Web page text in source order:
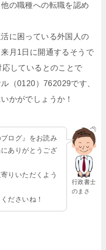
の職種への転職を認め
に困っている外国人の
月1日に開通するそうで
しているとのことで
（0120）762029です、
かがでしょうか！
行政書士
のまさ
ログ』をお読み
ありがとうござ
りいただくよう
ださいね！